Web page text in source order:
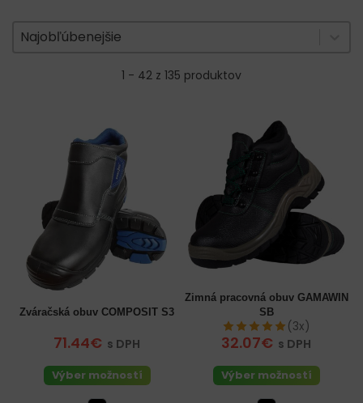
Zoradenie produktov
Sort content
Najobľúbenejšie
Sort content
1 - 42 z 135 produktov
Zváračská obuv COMPOSIT S3
71.44€ s DPH
Výber možností
Zimná pracovná obuv GAMAWIN
SB
(3x)
32.07€ s DPH
Výber možností